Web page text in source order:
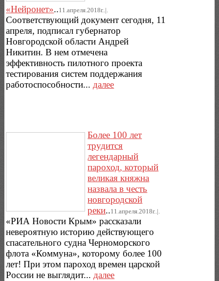
«Нейронет»..11.апреля.2018г..|.
Соответствующий документ сегодня, 11
апреля, подписал губернатор
Новгородской области Андрей
Никитин. В нем отмечена
эффективность пилотного проекта
тестирования систем поддержания
работоспособности... далее
Более 100 лет
трудится
легендарный
пароход, который
великая княжна
назвала в честь
новгородской
реки..11.апреля.2018г..|.
«РИА Новости Крым» рассказали
невероятную историю действующего
спасательного судна Черноморского
флота «Коммуна», которому более 100
лет! При этом пароход времен царской
России не выглядит...далее